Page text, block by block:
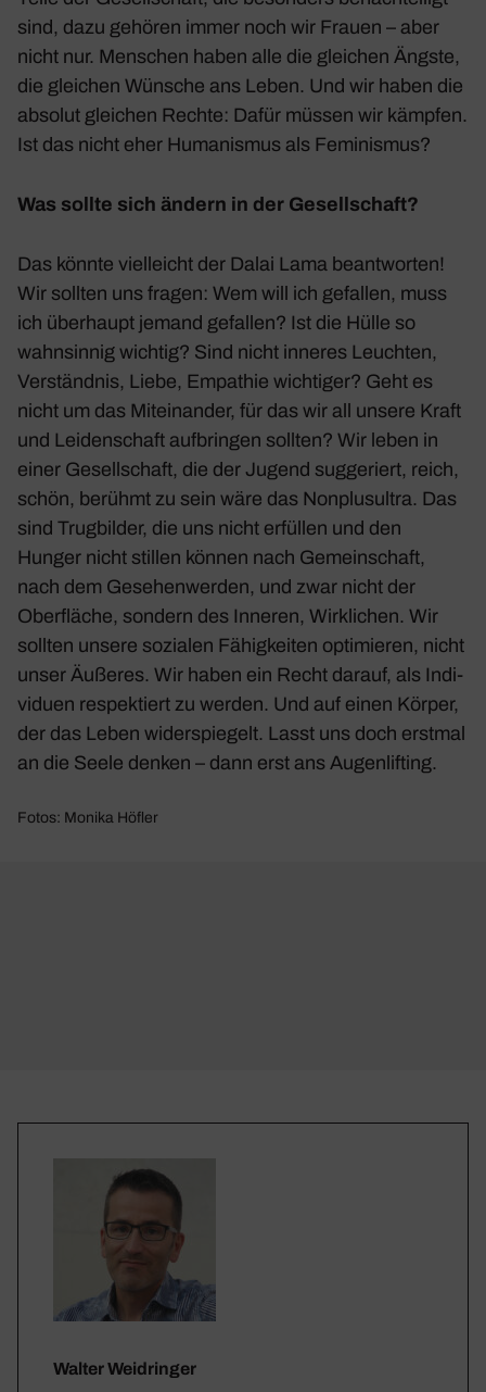
sind, dazu gehören immer noch wir Frauen – aber
nicht nur. Menschen haben alle die glei­chen Ängste,
die glei­chen Wünsche ans Leben. Und wir haben die
absolut glei­chen Rechte: Dafür müssen wir kämpfen.
Ist das nicht eher Huma­nismus als Femi­nismus?
Was sollte sich ändern in der Gesell­schaft?
Das könnte viel­leicht der Dalai Lama beant­worten!
Wir sollten uns fragen: Wem will ich gefallen, muss
ich über­haupt jemand gefallen? Ist die Hülle so
wahn­sinnig wichtig? Sind nicht inneres Leuchten,
Verständnis, Liebe, Empa­thie wich­tiger? Geht es
nicht um das Mitein­ander, für das wir all unsere Kraft
und Leiden­schaft aufbringen sollten? Wir leben in
einer Gesell­schaft, die der Jugend sugge­riert, reich,
schön, berühmt zu sein wäre das Nonplus­ultra. Das
sind Trug­bilder, die uns nicht erfüllen und den
Hunger nicht stillen können nach Gemein­schaft,
nach dem Gese­hen­werden, und zwar nicht der
Ober­fläche, sondern des Inneren, Wirk­li­chen. Wir
sollten unsere sozialen Fähig­keiten opti­mieren, nicht
unser Äußeres. Wir haben ein Recht darauf, als Indi­
vi­duen respek­tiert zu werden. Und auf einen Körper,
der das Leben wider­spie­gelt. Lasst uns doch erstmal
an die Seele denken – dann erst ans Augen­lif­ting.
Fotos: Monika Höfler
Walter Weidringer